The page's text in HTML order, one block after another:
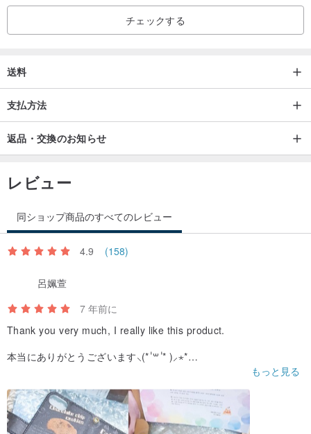
チェックする
送料
支払方法
返品・交換のお知らせ
レビュー
同ショップ商品のすべてのレビュー
4.9 (158)
呂姵萱
7 年前に
Thank you very much, I really like this product.
本当にありがとうございます⸜(* ॑꒳ ॑* )⸝⋆*
もっと見る